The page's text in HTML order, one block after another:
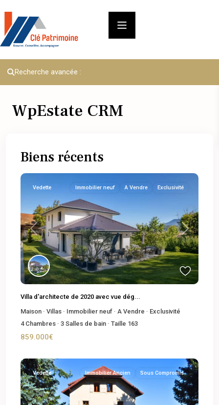
Recherche avancée :
WpEstate CRM
Biens récents
Previous Next
Vedette Immobilier neuf A Vendre Exclusivité
Villa d'architecte de 2020 avec vue dég...
Maison · Villas · Immobilier neuf · A Vendre · Exclusivité
4Chambres · 3 Salles de bain · Taille 163
859.000€
Vedette Immobilier Ancien Sous Compromis